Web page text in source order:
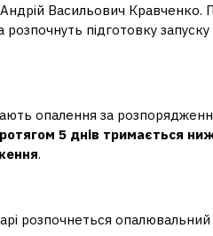
Васильович Кравченко.
розпочнуть підготовку
опалення за
5 днів тримається
.
розпочнеться опалювальний